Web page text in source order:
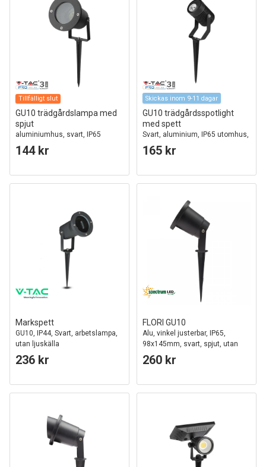
Tillfälligt slut
GU10 trädgårdslampa med
spjut
aluminiumhus, svart, IP65
144 kr
Skickas inom 9-11 dagar
GU10 trädgårdsspotlight
med spett
Svart, aluminium, IP65 utomhus,
utan ljuskälla
165 kr
Markspett
GU10, IP44, Svart, arbetslampa,
utan ljuskälla
236 kr
FLORI GU10
Alu, vinkel justerbar, IP65,
98x145mm, svart, spjut, utan
Ljuskälla
260 kr